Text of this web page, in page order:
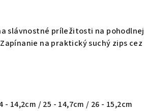
slávnostné príležitosti na pohodlnej
na praktický suchý zips cez
- 14,2cm / 25 - 14,7cm / 26 - 15,2cm